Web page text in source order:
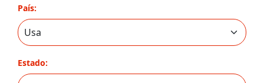
País:
Estado: